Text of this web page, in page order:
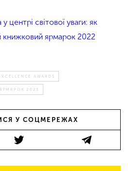
у центрі світової уваги: як
ярмарок 2022
AWARDS
2023
У СОЦМЕРЕЖАХ